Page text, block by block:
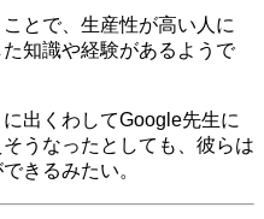
とで、生産性が高い人に
知識や経験があるようで
出くわしてGoogle先生に
うなったとしても、彼らは
きるみたい。